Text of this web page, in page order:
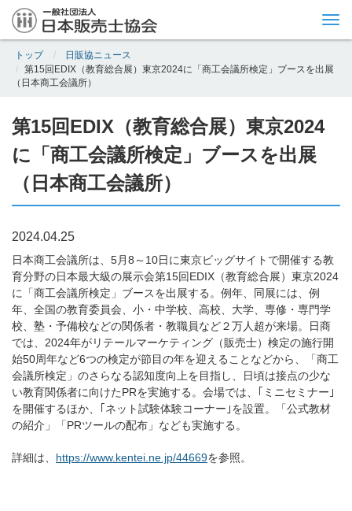
トップ
日販協ニュース
第15回EDIX（教育総合展）東京2024に「商工会議所検定」ブースを出展
（日本商工会議所）
第15回EDIX（教育総合展）東京2024
に「商工会議所検定」ブースを出展
（日本商工会議所）
2024.04.25
日本商工会議所は、5月8～10日に東京ビッグサイトで開催する教
育分野の日本最大級の展示会第15回EDIX（教育総合展）東京2024
に「商工会議所検定」ブースを出展する。例年、同展には、例
年、全国の教育委員会、小・中学校、高校、大学、専修・専門学
校、塾・予備校などの関係者・教職員など２万人超が来場。日商
では、2024年がリテールマーケティング（販売士）検定の施行開
始50周年など6つの検定が節目の年を迎えることなどから、「商工
会議所検定」のさらなる認知度向上を目指し、日頃は接点の少な
い教育関係者に向けたPRを実施する。会場では、｢ミニセミナー｣
を開催するほか、｢ネット試験体験コーナー｣を設置。「公式教材
の紹介」「PRツールの配布」なども実施する。
詳細は、 https://www.kentei.ne.jp/44669を参照。